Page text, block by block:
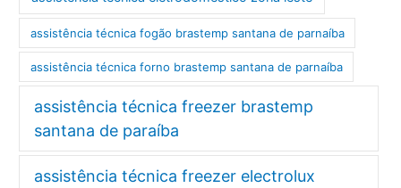
assistência técnica fogão brastemp santana de parnaíba
assistência técnica forno brastemp santana de parnaíba
assistência técnica freezer brastemp
santana de paraíba
assistência técnica freezer electrolux